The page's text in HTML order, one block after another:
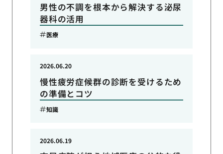
男性の不調を根本から解決する泌尿
器科の活用
医療
慢性疲労症候群の診断を受けるため
の準備とコツ
2026.06.20
知識
2026.06.19